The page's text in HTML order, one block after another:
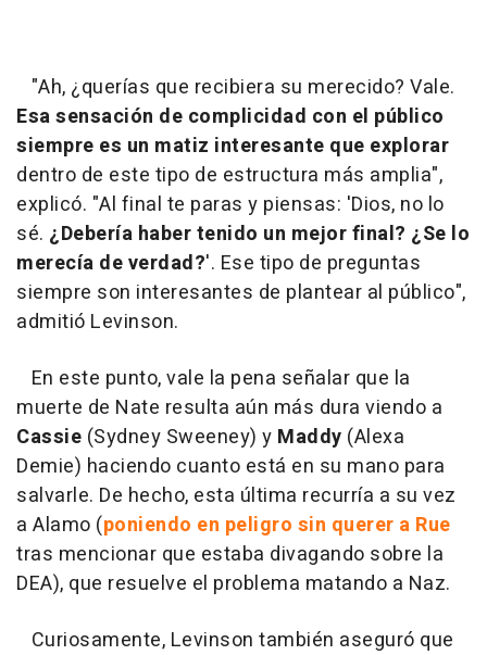
"Ah, ¿querías que recibiera su merecido? Vale.
Esa sensación de complicidad con el público
siempre es un matiz interesante que explorar
dentro de este tipo de estructura más amplia",
explicó. "Al final te paras y piensas: 'Dios, no lo
sé. ¿Debería haber tenido un mejor final? ¿Se lo
merecía de verdad?'. Ese tipo de preguntas
siempre son interesantes de plantear al público",
admitió Levinson.
En este punto, vale la pena señalar que la
muerte de Nate resulta aún más dura viendo a
Cassie (Sydney Sweeney) y Maddy (Alexa
Demie) haciendo cuanto está en su mano para
salvarle. De hecho, esta última recurría a su vez
a Alamo (poniendo en peligro sin querer a Rue
tras mencionar que estaba divagando sobre la
DEA), que resuelve el problema matando a Naz.
Curiosamente, Levinson también aseguró que